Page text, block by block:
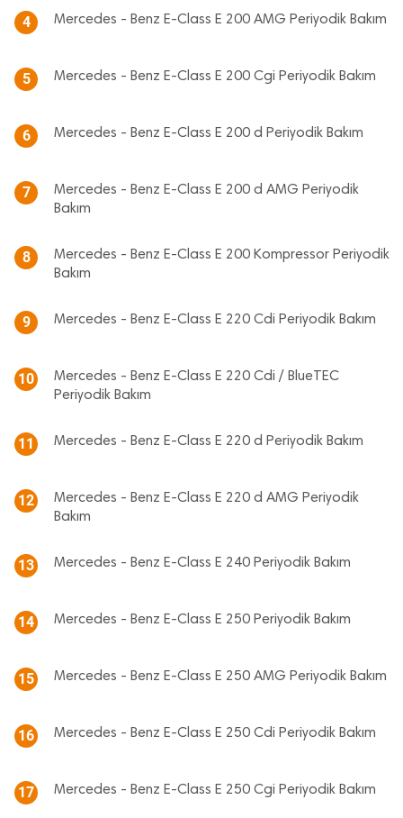
4 Mercedes - Benz E-Class E 200 AMG Periyodik Bakım
5 Mercedes - Benz E-Class E 200 Cgi Periyodik Bakım
6 Mercedes - Benz E-Class E 200 d Periyodik Bakım
7
Mercedes - Benz E-Class E 200 d AMG Periyodik
Bakım
8
Mercedes - Benz E-Class E 200 Kompressor Periyodik
Bakım
9 Mercedes - Benz E-Class E 220 Cdi Periyodik Bakım
10
Mercedes - Benz E-Class E 220 Cdi / BlueTEC
Periyodik Bakım
11 Mercedes - Benz E-Class E 220 d Periyodik Bakım
12
Mercedes - Benz E-Class E 220 d AMG Periyodik
Bakım
13 Mercedes - Benz E-Class E 240 Periyodik Bakım
14 Mercedes - Benz E-Class E 250 Periyodik Bakım
15 Mercedes - Benz E-Class E 250 AMG Periyodik Bakım
16 Mercedes - Benz E-Class E 250 Cdi Periyodik Bakım
17 Mercedes - Benz E-Class E 250 Cgi Periyodik Bakım